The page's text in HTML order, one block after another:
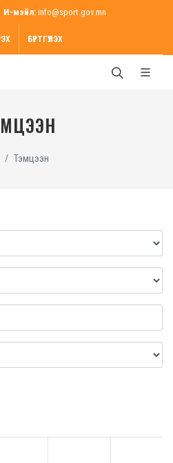
И-мэйл: info@sport.gov.mn
БҮРТГҮҮЛЭХ
Тэмцээн